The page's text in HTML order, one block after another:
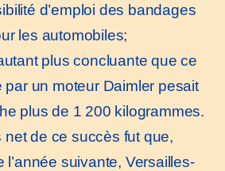
d’emploi des bandages
les automobiles;
plus concluante que ce
un moteur Daimler pesait
plus de 1 200 kilogrammes.
net de ce succès fut que,
suivante, Versailles-